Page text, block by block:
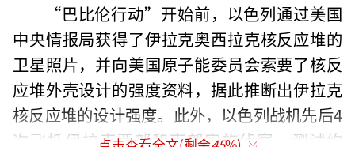
“巴比伦行动”开始前，以色列通过美国
中央情报局获得了伊拉克奥西拉克核反应堆的
卫星照片，并向美国原子能委员会索要了核反
应堆外壳设计的强度资料，据此推断出伊拉克
核反应堆的设计强度。此外，以色列战机先后4
次飞抵伊拉克西部和南部实施侦察，测试约